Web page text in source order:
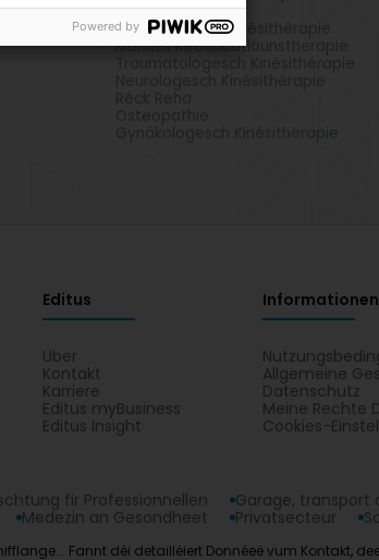
Lymphdrainage
Orthopädesch Kinésithérapie
Manuell Rééducatiounstherapie
Traumatologesch Kinésithérapie
Editus
Über
Kontakt
Karriere
Editus myBusiness
Editus Insight
Informationen
Allgemeine
Datenschutz
Meine Rechte
Cookies-
fir Professionnellen Garage, transport
Medezin an Gesondheet Privatsecteur
Fannt déi detailléiert Donnéeë vum Kontakt,
Powered by